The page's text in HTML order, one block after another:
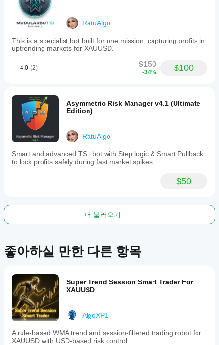
议) 的完整中文产品介绍。这段文案不仅涵盖了所有核心
功能，还特别针对中文交易者群体进行了润色，语气既专
业又亲切，非常适合用于微信公众号、知乎专栏或产品落
产品名称：The EURUSD XI Protocol (欧美 XI 协议)
—— 解锁 EURUSD 的隐秘节奏，专为智能交易而生。
欢迎体验这套不仅仅是为了“生存”，而是为了在波动中“繁
普通的“机器人”，它是专为全球流动性最强的货币对——
欧元/美元 (EURUSD) 量身定制的算法引擎。无论您是在
休息、工作，还是陪伴家人，这套协议都在为您分秒必争
地监控市场。
1. 启动准备：资金与基础
建议启动资金： 虽然系统适应性很强，但为了让复利
周期上运行的。这是它的“心跳”频率。您只需打开
EURUSD 图表，将时间周期设置为 M8，然后加载机
器人即可。就这么简单。
使用这套系统最难的地方，其实是 学会“什么都不做”
到盈利时想落袋为安，这种冲动是人的本能。
制。
XI 协议能在毫秒级的时间内计算出人眼无法察觉的概
率。它实时分析动量、波动率和趋势斜率。如果您手动干
预，就会打破它精心计算的数学优势。请相信逻辑，让机
器人完整地执行它的周期——从开仓、管理到平仓。像回
测数据展示的那样，坐下来，看着您的净值曲线随时间稳
步增长。
RatuAlgo
This is a specialist bot built for one mission: capturing profits in
uptrending markets for XAUUSD.
4.0 (2) $150
-34% $100
Asymmetric Risk Manager v4.1 (Ultimate
Edition)
RatuAlgo
Smart and advanced TSL bot with Step logic & Smart Pullback
to lock profits safely during fast market spikes.
$50
더 불러오기
좋아하실 만한 다른 항목
Super Trend Session Smart Trader For
XAUUSD
AlgoXP1
A rule-based WMA trend and session-filtered trading robot for
XAUUSD with USD-based risk control.